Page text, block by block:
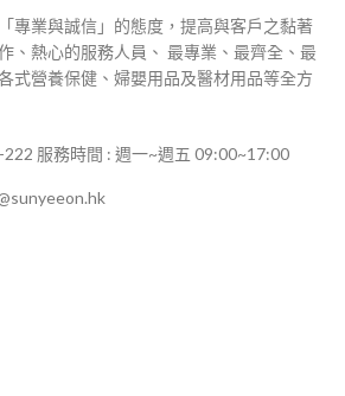
專業與誠信」的態度，提高與客戶之黏著
、熱心的服務人員、 最專業、最齊全、最
式營養保健、婦嬰用品及醫材用品等全方
服務時間 : 週一~週五 09:00~17:00